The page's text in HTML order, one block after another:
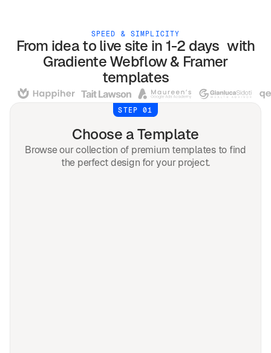
SPEED & SIMPLICITY
From idea to live site in 1-2 days with
GradienteWebflow & Framer
templates
STEP 01
Choose a Template
Browse our collection of premium templates to find
the perfect design for your project.